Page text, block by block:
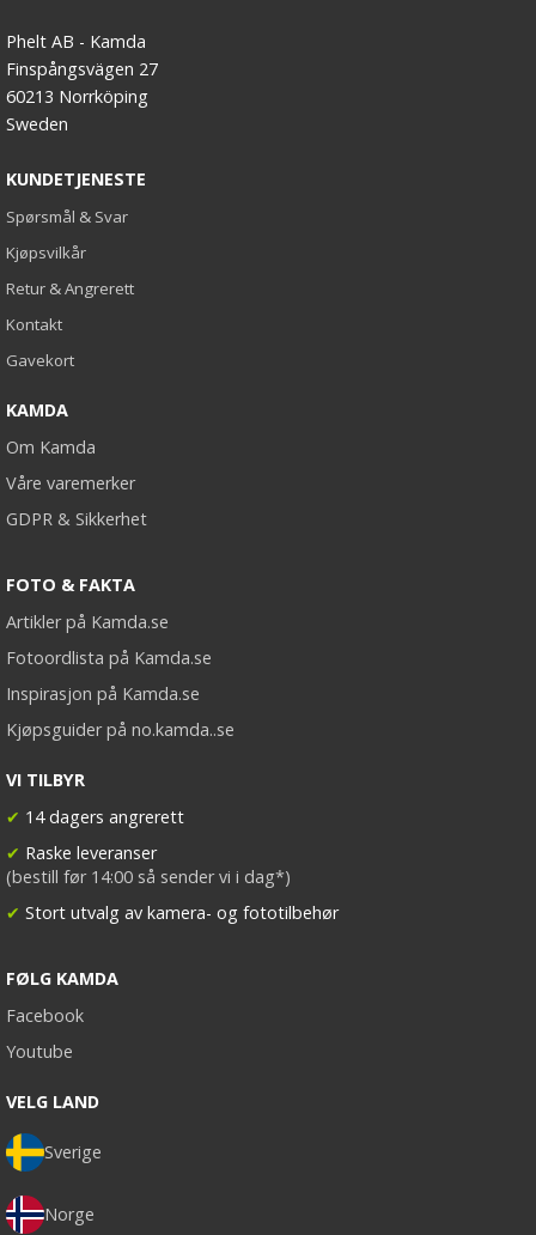
Phelt AB - Kamda
Finspångsvägen 27
60213 Norrköping
Sweden
KUNDETJENESTE
Spørsmål & Svar
Kjøpsvilkår
Retur & Angrerett
Kontakt
Gavekort
KAMDA
Om Kamda
Våre varemerker
GDPR & Sikkerhet
FOTO & FAKTA
Artikler på Kamda.se
Fotoordlista på Kamda.se
Inspirasjon på Kamda.se
Kjøpsguider på no.kamda..se
VI TILBYR
✔ 14 dagers angrerett
✔ Raske leveranser
(bestill før 14:00 så sender vi i dag*)
✔ Stort utvalg av kamera- og fototilbehør
FØLG KAMDA
Facebook
Youtube
VELG LAND
Sverige
Norge